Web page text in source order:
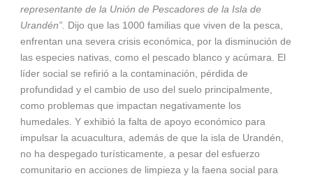
representante de la Unión de Pescadores de la Isla de
Urandén”. Dijo que las 1000 familias que viven de la pesca,
enfrentan una severa crisis económica, por la disminución de
las especies nativas, como el pescado blanco y acúmara. El
líder social se refirió a la contaminación, pérdida de
profundidad y el cambio de uso del suelo principalmente,
como problemas que impactan negativamente los
humedales. Y exhibió la falta de apoyo económico para
impulsar la acuacultura, además de que la isla de Urandén,
no ha despegado turísticamente, a pesar del esfuerzo
comunitario en acciones de limpieza y la faena social para